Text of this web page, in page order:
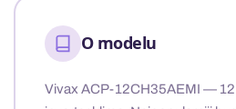
O modelu
Vivax ACP-12CH35AEMI —